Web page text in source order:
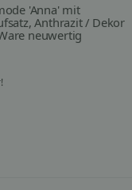
'Anna' mit
Anthrazit / Dekor
neuwertig